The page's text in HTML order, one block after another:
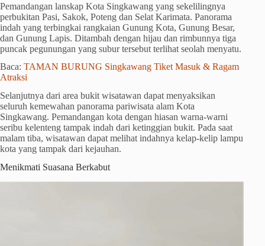
Pemandangan lanskap Kota Singkawang yang sekelilingnya
perbukitan Pasi, Sakok, Poteng dan Selat Karimata. Panorama
indah yang terbingkai rangkaian Gunung Kota, Gunung Besar,
dan Gunung Lapis. Ditambah dengan hijau dan rimbunnya tiga
puncak pegunungan yang subur tersebut terlihat seolah menyatu.
Baca: TAMAN BURUNG Singkawang Tiket Masuk & Ragam
Atraksi
Selanjutnya dari area bukit wisatawan dapat menyaksikan
seluruh kemewahan panorama pariwisata alam Kota
Singkawang. Pemandangan kota dengan hiasan warna-warni
seribu kelenteng tampak indah dari ketinggian bukit. Pada saat
malam tiba, wisatawan dapat melihat indahnya kelap-kelip lampu
kota yang tampak dari kejauhan.
Menikmati Suasana Berkabut